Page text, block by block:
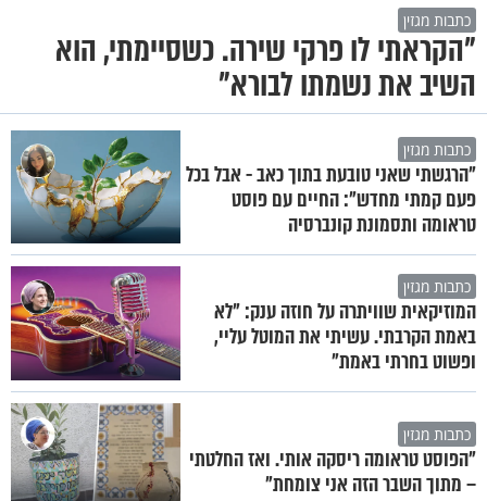
כתבות מגזין
"הקראתי לו פרקי שירה. כשסיימתי, הוא
השיב את נשמתו לבורא"
כתבות מגזין
"הרגשתי שאני טובעת בתוך כאב - אבל בכל
פעם קמתי מחדש": החיים עם פוסט
טראומה ותסמונת קונברסיה
כתבות מגזין
המוזיקאית שוויתרה על חוזה ענק: "לא
באמת הקרבתי. עשיתי את המוטל עליי,
ופשוט בחרתי באמת"
כתבות מגזין
"הפוסט טראומה ריסקה אותי. ואז החלטתי
– מתוך השבר הזה אני צומחת"